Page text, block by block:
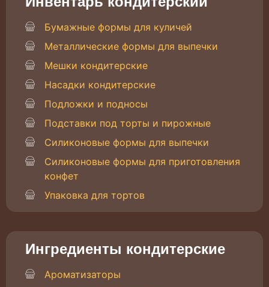
Бумажные формы для куличей
Металлические формы для выпечки
Мешки кондитерские
Насадки кондитерские
Подложки и подносы
Подставки под торты и пирожные
Силиконовые формы для выпечки
Силиконовые формы для приготовления
конфет
Упаковка для тортов
Ингредиенты кондитерские
Ароматизаторы